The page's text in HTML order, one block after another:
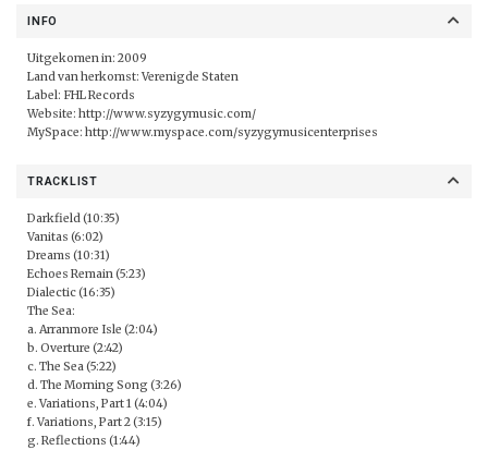
INFO
Uitgekomen in: 2009
Land van herkomst: Verenigde Staten
Label: FHL Records
Website: http://www.syzygymusic.com/
MySpace: http://www.myspace.com/syzygymusicenterprises
TRACKLIST
Darkfield (10:35)
Vanitas (6:02)
Dreams (10:31)
Echoes Remain (5:23)
Dialectic (16:35)
The Sea:
a. Arranmore Isle (2:04)
b. Overture (2:42)
c. The Sea (5:22)
d. The Morning Song (3:26)
e. Variations, Part 1 (4:04)
f. Variations, Part 2 (3:15)
g. Reflections (1:44)